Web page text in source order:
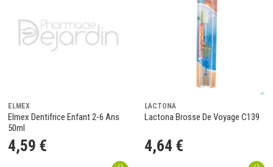
ELMEX
Elmex Dentifrice Enfant 2-6 Ans
50ml
4,59 €
LACTONA
Lactona Brosse De Voyage C139
4,64 €